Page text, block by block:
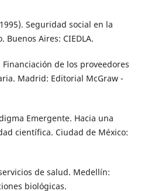
Seguridad social en la
Buenos Aires: CIEDLA.
Financiación de los proveedores
Madrid: Editorial McGraw -
Emergente. Hacia una
científica. Ciudad de México:
de salud. Medellín:
biológicas.